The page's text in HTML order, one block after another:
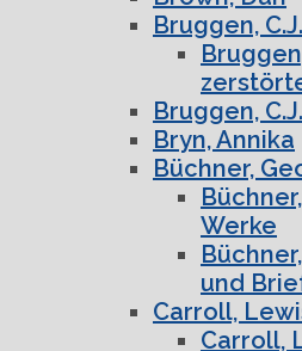
Bruggen,
Bruggen,
Bryn, Annika
Büchner,
Werke
und
Carroll,
Carroll,